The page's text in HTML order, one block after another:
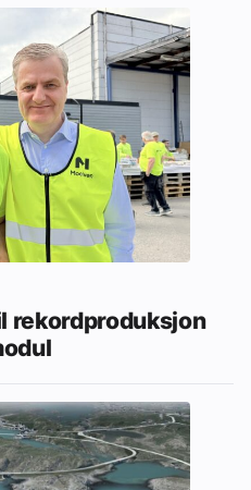
rekordproduksjon